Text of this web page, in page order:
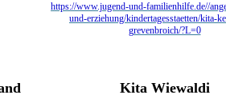
https://www.jugend-und-familienhilfe.de//
und-erziehung/kindertagesstaetten/kita-
grevenbroich/?L=0
Kita Wiewaldi